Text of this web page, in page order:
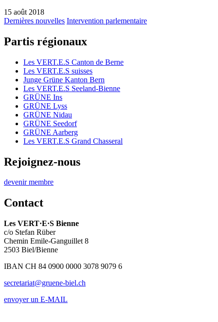
15 août 2018
Dernières nouvelles Intervention parlementaire
Partis régionaux
Les VERT.E.S Canton de Berne
Les VERT.E.S suisses
Junge Grüne Kanton Bern
Les VERT.E.S Seeland-Bienne
GRÜNE Ins
GRÜNE Lyss
GRÜNE Nidau
GRÜNE Seedorf
GRÜNE Aarberg
Les VERT.E.S Grand Chasseral
Rejoignez-nous
devenir membre
Contact
Les VERT·E·S Bienne
c/o Stefan Rüber
Chemin Emile-Ganguillet 8
2503 Biel/Bienne
IBAN CH 84 0900 0000 3078 9079 6
secretariat@gruene-biel.ch
envoyer un E-MAIL